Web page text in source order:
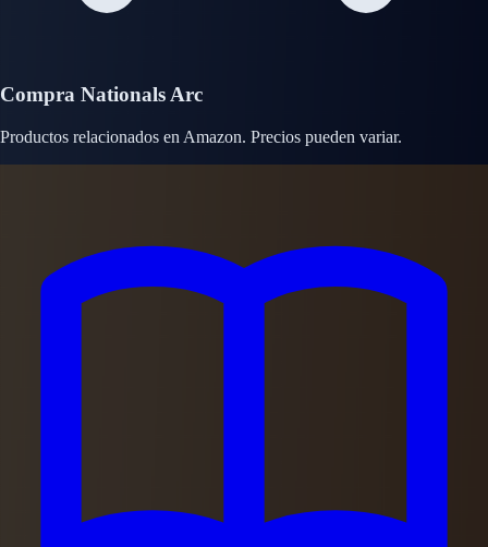
Compra Nationals Arc
Productos relacionados en Amazon. Precios pueden variar.